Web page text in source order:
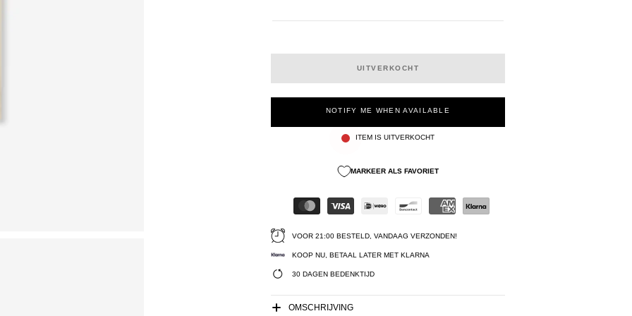
UITVERKOCHT
NOTIFY ME WHEN AVAILABLE
ITEM IS UITVERKOCHT
MARKEER ALS FAVORIET
VOOR 21:00 BESTELD, VANDAAG VERZONDEN!
KOOP NU, BETAAL LATER MET KLARNA
30 DAGEN BEDENKTIJD
OMSCHRIJVING